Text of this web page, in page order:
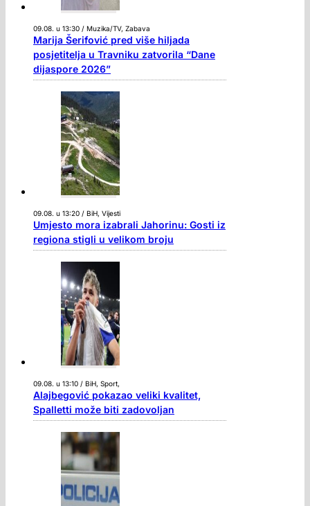
09.08. u 13:30 / Muzika/TV, Zabava
Marija Šerifović pred više hiljada
posjetitelja u Travniku zatvorila “Dane
dijaspore 2026”
09.08. u 13:20 / BiH, Vijesti
Umjesto mora izabrali Jahorinu: Gosti iz
regiona stigli u velikom broju
09.08. u 13:10 / BiH, Sport,
Alajbegović pokazao veliki kvalitet,
Spalletti može biti zadovoljan